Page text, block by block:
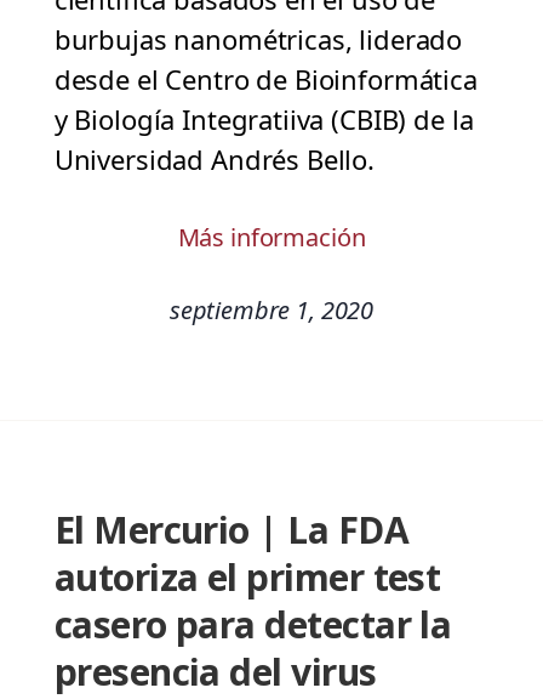
burbujas nanométricas, liderado
desde el Centro de Bioinformática
y Biología Integratiiva (CBIB) de la
Universidad Andrés Bello.
Más información
septiembre 1, 2020
El Mercurio | La FDA
autoriza el primer test
casero para detectar la
presencia del virus